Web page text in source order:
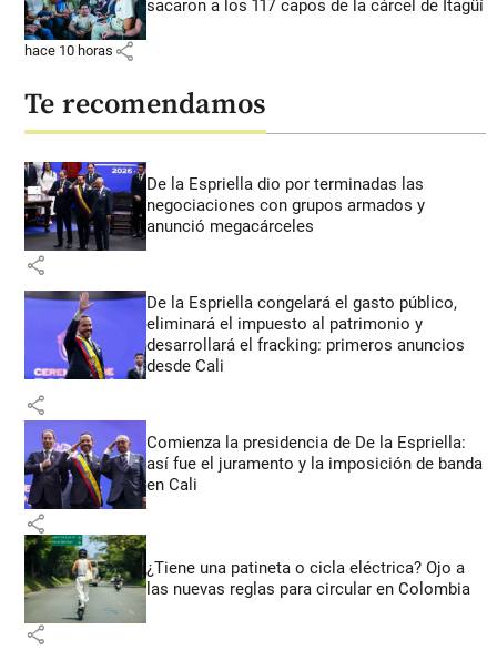
sacaron a los 117 capos de la cárcel de Itagüí
hace 10 horas share
Te recomendamos
De la Espriella dio por terminadas las
negociaciones con grupos armados y
anunció megacárceles
share
De la Espriella congelará el gasto público,
eliminará el impuesto al patrimonio y
desarrollará el fracking: primeros anuncios
desde Cali
share
Comienza la presidencia de De la Espriella:
así fue el juramento y la imposición de banda
en Cali
share
¿Tiene una patineta o cicla eléctrica? Ojo a
las nuevas reglas para circular en Colombia
share